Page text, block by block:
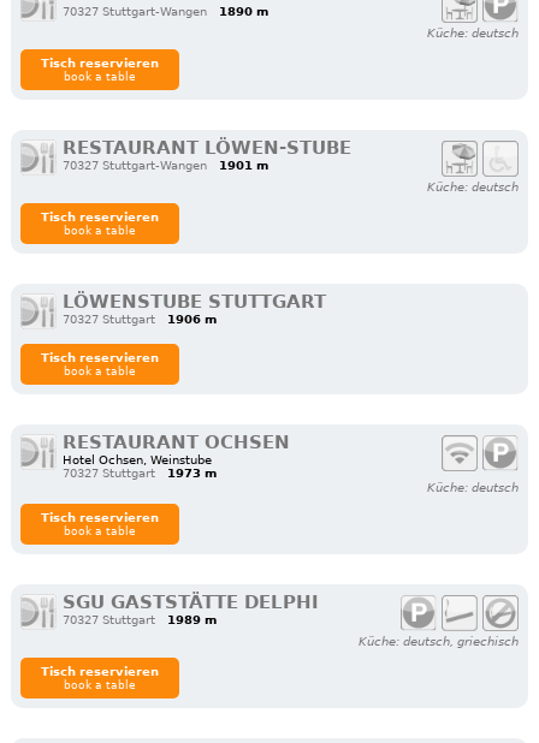
70327 Stuttgart-Wangen
1890 m
Küche: deutsch
Tisch reservieren
book a table
RESTAURANT LÖWEN-STUBE
70327 Stuttgart-Wangen
1901 m
Küche: deutsch
Tisch reservieren
book a table
LÖWENSTUBE STUTTGART
70327 Stuttgart 1906 m
Tisch reservieren
book a table
RESTAURANT OCHSEN
Hotel Ochsen, Weinstube
70327 Stuttgart
1973 m
Küche: deutsch
Tisch reservieren
book a table
SGU GASTSTÄTTE DELPHI
70327 Stuttgart
1989 m
Küche: deutsch, griechisch
Tisch reservieren
book a table